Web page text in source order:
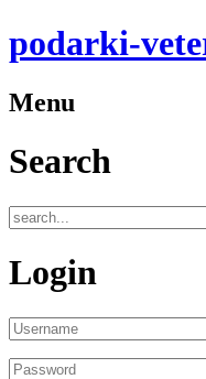
podarki-
Menu
Search
Login